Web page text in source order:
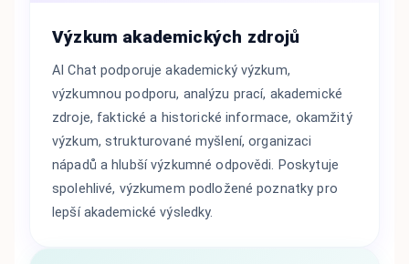
Výzkum akademických zdrojů
AI Chat podporuje akademický výzkum,
výzkumnou podporu, analýzu prací, akademické
zdroje, faktické a historické informace, okamžitý
výzkum, strukturované myšlení, organizaci
nápadů a hlubší výzkumné odpovědi. Poskytuje
spolehlivé, výzkumem podložené poznatky pro
lepší akademické výsledky.